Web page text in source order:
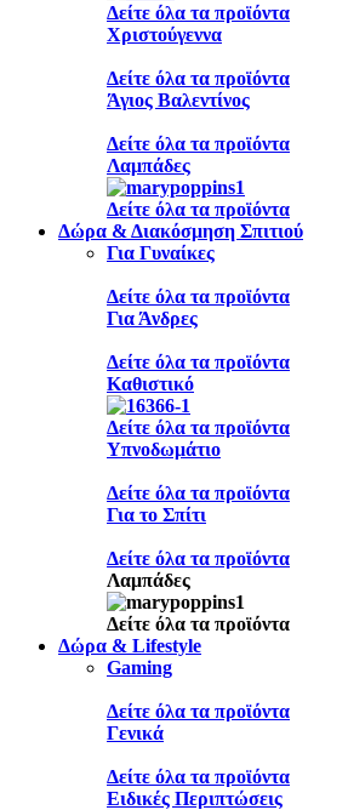
Δείτε όλα τα προϊόντα
Χριστούγεννα
Δείτε όλα τα προϊόντα
Άγιος Βαλεντίνος
Δείτε όλα τα προϊόντα
Λαμπάδες
Δείτε όλα τα προϊόντα
Δώρα & Διακόσμηση Σπιτιού
Για Γυναίκες
Δείτε όλα τα προϊόντα
Για Άνδρες
Δείτε όλα τα προϊόντα
Καθιστικό
Δείτε όλα τα προϊόντα
Υπνοδωμάτιο
Δείτε όλα τα προϊόντα
Για το Σπίτι
Δείτε όλα τα προϊόντα
Λαμπάδες
Δείτε όλα τα προϊόντα
Δώρα & Lifestyle
Gaming
Δείτε όλα τα προϊόντα
Γενικά
Δείτε όλα τα προϊόντα
Ειδικές Περιπτώσεις